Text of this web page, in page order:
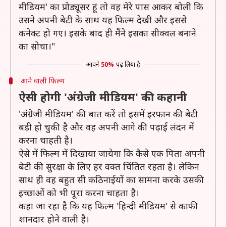
मीडियम' का प्रोड्यूसर हूं तो वह मेरे पास आकर बोली कि
उसने अपनी बेटी के साथ यह फिल्म देखी और इससे
कनेक्ट हो गए। इसके बाद ही मैंने इसका सीक्वल बनाने
का सोचा।"
आपने 50% पढ़ लिया है
आने वाली फिल्म
ऐसी होगी 'अंग्रेजी मीडियम' की कहानी
'अंग्रेजी मीडियम' की बात करें तो इसमें इरफान की बेटी
बड़ी हो चुकी है और वह अपनी आगे की पढ़ाई लंदन में
करना चाहती है।
ऐसे में फिल्म में दिखाया जायेगा कि कैसे एक पिता अपनी
बेटी की सुरक्षा के लिए हर वक्त चिंतित रहता है। लेकिन
साथ ही वह बहुत सी कठिनाईयों का सामना करके उसकी
इच्छाओं को भी पूरा करना चाहता है।
कहा जा रहा है कि यह फिल्म 'हिन्दी मीडियम' से काफी
शानदार होने वाली है।